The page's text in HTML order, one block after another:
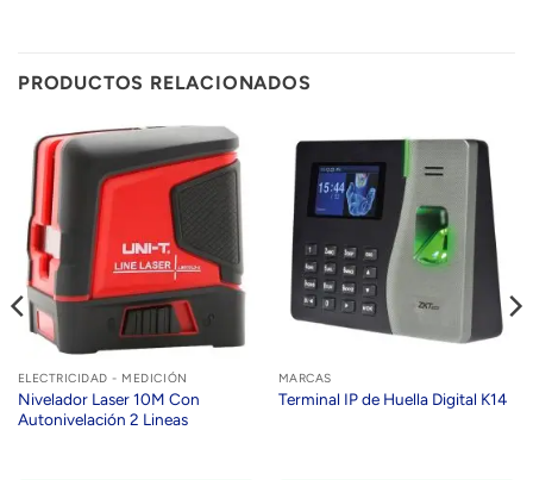
PRODUCTOS RELACIONADOS
ELECTRICIDAD - MEDICIÓN
Nivelador Laser 10M Con
Autonivelación 2 Lineas
MARCAS
Terminal IP de Huella Digital K14